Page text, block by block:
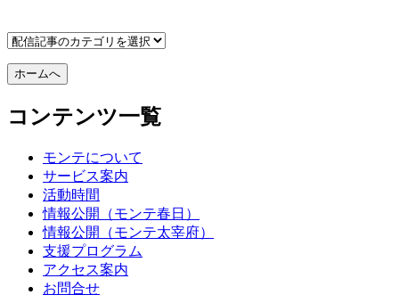
コンテンツ一覧
モンテについて
サービス案内
活動時間
情報公開（モンテ春日）
情報公開（モンテ太宰府）
支援プログラム
アクセス案内
お問合せ